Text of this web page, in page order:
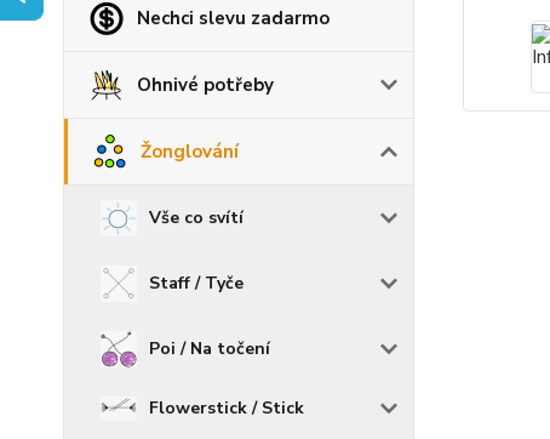
Nechci slevu zadarmo
Ohnivé potřeby
Žonglování
Vše co svítí
Staff / Tyče
Poi / Na točení
Flowerstick / Stick